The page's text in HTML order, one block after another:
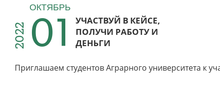
2022
ОКТЯБРЬ
01 УЧАСТВУЙ В КЕЙСЕ,
ПОЛУЧИ РАБОТУ И
ДЕНЬГИ
Приглашаем студентов Аграрного университета к